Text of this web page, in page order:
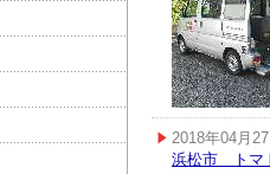
2018年04月27
浜松市 トマ